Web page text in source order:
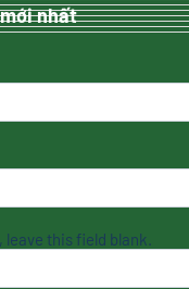
nhất
leave this field blank.